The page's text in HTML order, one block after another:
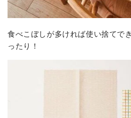
食べこぼしが多ければ使い捨てで
ったり！